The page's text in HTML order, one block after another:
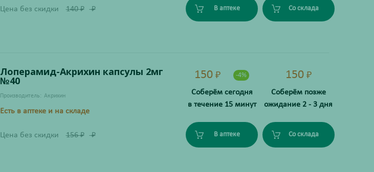
Цена без скидки 140₽ ₽ В аптеке Со склада
Лоперамид-Акрихин капсулы 2мг
№40
Производитель: Акрихин
Есть в аптеке и на складе
Цена без скидки 156₽ ₽
150 ₽ -4%
Соберём сегодня
в течение 15 минут
В аптеке
150 ₽
Соберём позже
ожидание 2 - 3 дня
Со склада